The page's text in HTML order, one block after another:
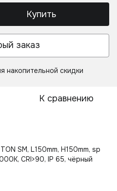
Купить
заказ
накопительной скидки
К сравнению
SM, L150mm, H150mm, sp
CRI>90, IP 65, чёрный